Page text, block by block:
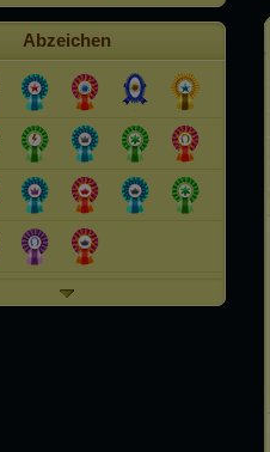
Abzeichen